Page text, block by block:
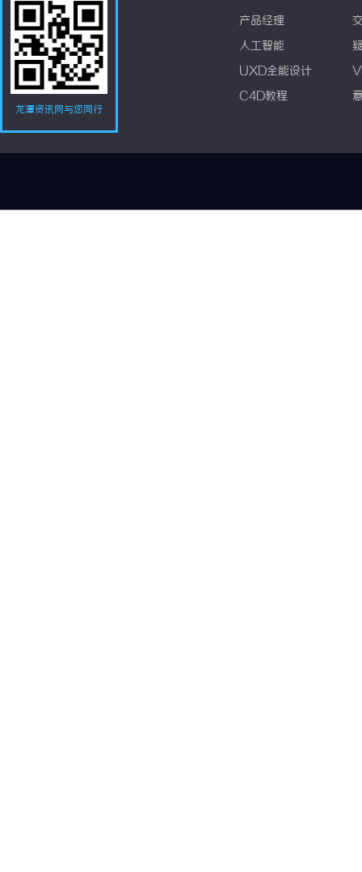
龙潭资讯网与您同行
产品经理
人工智能
UXD全能设计
C4D教程